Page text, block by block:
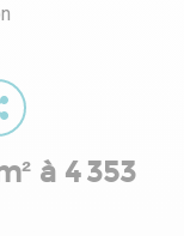
à 4 353